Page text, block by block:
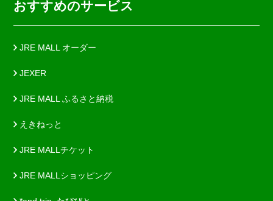
おすすめのサービス
JRE MALL オーダー
JEXER
JRE MALL ふるさと納税
えきねっと
JRE MALLチケット
JRE MALLショッピング